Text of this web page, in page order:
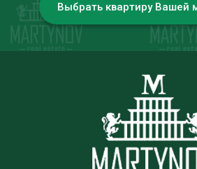
Выбрать квартиру Вашей